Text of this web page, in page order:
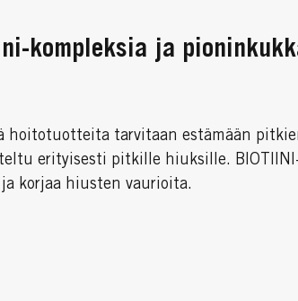
kompleksia ja
hoitotuotteita tarvitaan estämään
erityisesti pitkille hiuksille. BIOTIINI-
korjaa hiusten vaurioita.